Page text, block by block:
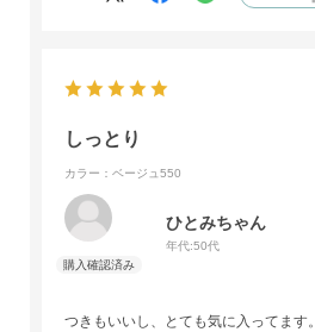
しっとり
カラー：ベージュ550
ひとみちゃん
年代:50代
つきもいいし、とても気に入ってます。